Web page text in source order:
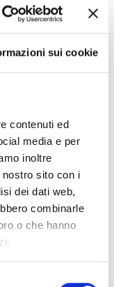
sui cookie
contenuti ed
media e per
inoltre
sito con i
dei dati web,
combinarle
o che hanno
Chalet delle
will be on
of
darkness and
nocturnal
Martiri della